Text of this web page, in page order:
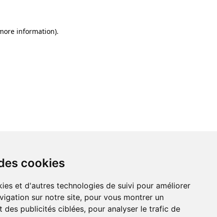
cookies
et d'autres technologies de suivi pour améliorer
sur notre site, pour vous montrer un
des publicités ciblées, pour analyser le trafic de
information).